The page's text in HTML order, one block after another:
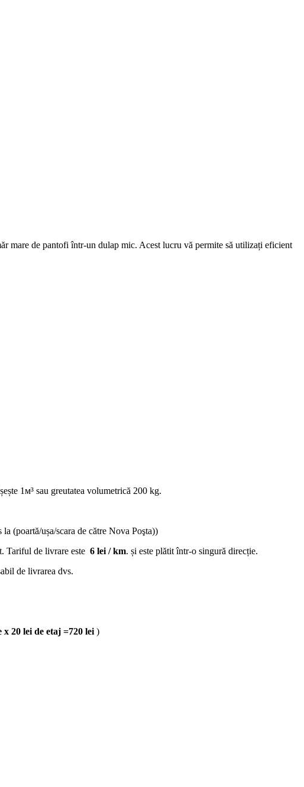
mare de pantofi într-un dulap mic. Acest lucru vă permite să utilizați eficient
1м³ sau greutatea volumetrică 200 kg.
(poartă/ușa/scara de către Nova Poşta))
Tariful de livrare este 6 lei / km. și este plătit într-o singură direcție.
de livrarea dvs.
20 lei de etaj =720 lei )